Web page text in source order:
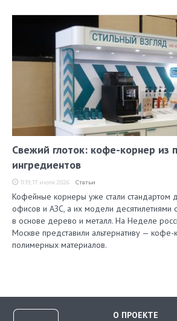
Свежий глоток: кофе-корнер из
ингредиентов
11:19, 17 июля 2026 Статьи
Кофейные корнеры уже стали стандартом
офисов и АЗС, а их модели десятилетиями
в основе дерево и металл. На Неделе
Москве представили альтернативу — кофе-
полимерных материалов.
О ПРОЕКТЕ